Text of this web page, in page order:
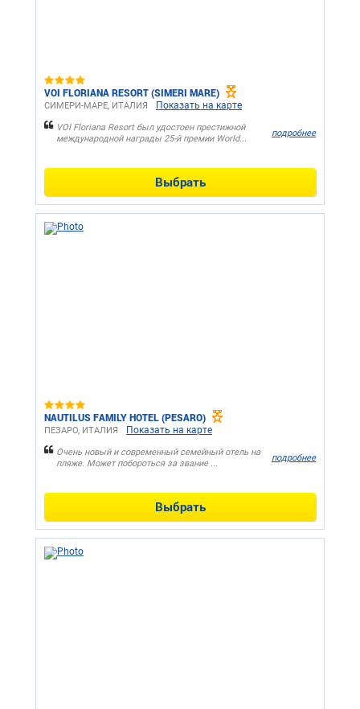
VOI FLORIANA RESORT (SIMERI MARE)
СИМЕРИ-МАРЕ, ИТАЛИЯ Показать на карте
VOI Floriana Resort был удостоен престижной
международной награды 25-й премии World...
подробнее
Выбрать
NAUTILUS FAMILY HOTEL (PESARO)
ПЕЗАРО, ИТАЛИЯ Показать на карте
Очень новый и современный семейный отель на
пляже. Может побороться за звание ...
подробнее
Выбрать